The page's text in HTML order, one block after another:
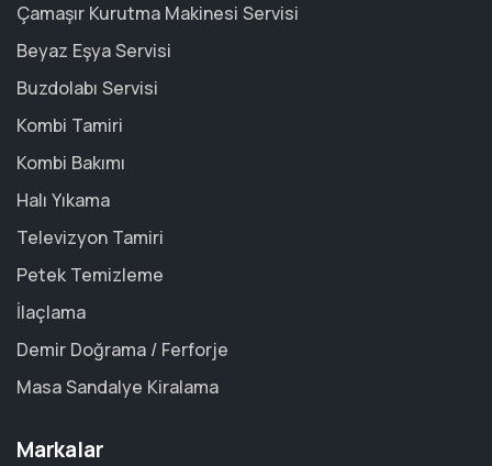
Çamaşır Kurutma Makinesi Servisi
Beyaz Eşya Servisi
Buzdolabı Servisi
Kombi Tamiri
Kombi Bakımı
Halı Yıkama
Televizyon Tamiri
Petek Temizleme
İlaçlama
Demir Doğrama / Ferforje
Masa Sandalye Kiralama
Markalar